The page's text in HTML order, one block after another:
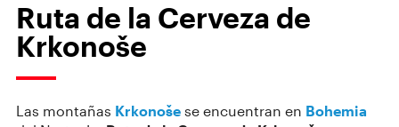
Ruta de la Cerveza de
Krkonoše
Las montañas Krkonoše se encuentran en Bohemia